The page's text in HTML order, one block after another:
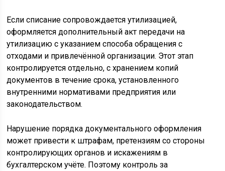
Если списание сопровождается утилизацией,
оформляется дополнительный акт передачи на
утилизацию с указанием способа обращения с
отходами и привлечённой организации. Этот этап
контролируется отдельно, с хранением копий
документов в течение срока, установленного
внутренними нормативами предприятия или
законодательством.
Нарушение порядка документального оформления
может привести к штрафам, претензиям со стороны
контролирующих органов и искажениям в
бухгалтерском учёте. Поэтому контроль за